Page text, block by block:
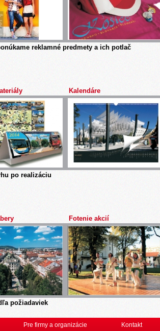
reklamné predmety a ich potlač
Kalendáre
po realizáciu
Fotenie akcií
požiadaviek
Pre firmy a organizácie
Kontakt